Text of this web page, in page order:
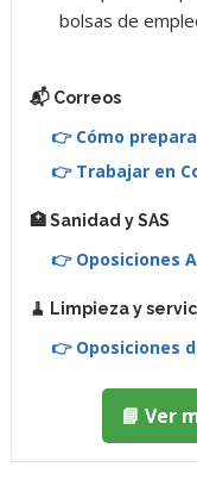
bolsas de
📬 Correos
👉 Cómo
👉 Trabajar en
🏥 Sanidad y SAS
👉 Oposiciones
🧹 Limpieza y
👉 Oposiciones
📘 Ver